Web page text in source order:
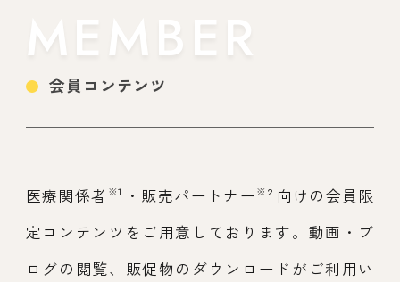
MEMBER
会員コンテンツ
医療関係者 ※1 ・販売パートナー※2 向けの会員限
定コンテンツをご用意しております。動画・ブ
ログの閲覧、販促物のダウンロードがご利用い